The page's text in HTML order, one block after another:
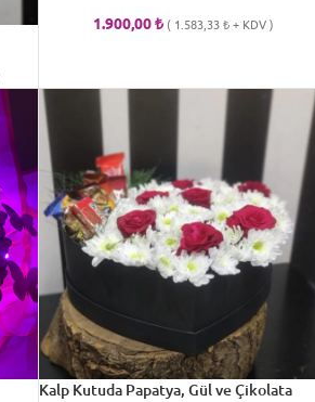
1.900,00₺ ( 1.583,33₺+ KDV )
Kalp Kutuda Papatya, Gül ve Çikolata